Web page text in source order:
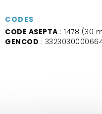
CODES
CODE ASEPTA : 1478 (30
GENCOD :